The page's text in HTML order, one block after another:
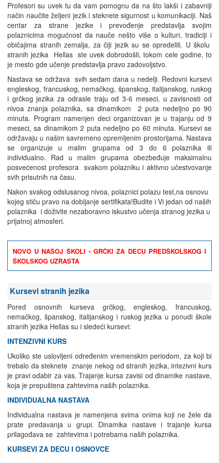
Profesori su uvek tu da vam pomognu da na što lakši i zabavniji
način naučite željeni jezik i steknete sigurnost u komunikaciji. Naš
centar za strane jezike i prevođenje predstavlja svojim
polaznicima mogućnost da nauče nešto više o kulturi, tradiciji i
običajima stranih zemalja, za čiji jezik su se opredelili. U školu
stranih jezika Hellas ste uvek dobrodošli, tokom cele godine, to
je mesto gde učenje predstavlja pravo zadovoljstvo.
Nastava se održava svih sedam dana u nedelji. Redovni kursevi
engleskog, francuskog, nemačkog, španskog, italijanskog, ruskog
i grčkog jezika za odrasle traju od 3-6 meseci, u zavisnosti od
nivoa znanja polaznika, sa dinamikom 2 puta nedeljno po 90
minuta. Program namenjen deci organizovan je u trajanju od 9
meseci, sa dinamikom 2 puta nedeljno po 60 minuta. Kursevi se
održavaju u našim savremeno opremljenim prostorijama. Nastava
se organizuje u malim grupama od 3 do 6 polaznika ili
individualno. Rad u malim grupama obezbeđuje maksimalnu
posvećenost profesora svakom polazniku i aktivno učestvovanje
svih prisutnih na času.
Nakon svakog odslusanog nivoa, polaznici polazu test,na osnovu
kojeg stiču pravo na dobijanje sertifikata!Budite i Vi jedan od naših
polaznika i doživite nezaboravno iskustvo učenja stranog jezika u
prijatnoj atmosferi.
NOVO U NAŠOJ ŠKOLI - GRČKI ZA DECU PREDŠKOLSKOG I
ŠKOLSKOG UZRASTA
Kursevi stranih jezika
Pored osnovnih kurseva grčkog, engleskog, francuskog,
nemačkog, španskog, italijanskog i ruskog jezika u ponudi škole
stranih jezika Hellas su i sledeći kursevi:
INTENZIVNI KURS
Ukoliko ste uslovljeni određenim vremenskim periodom, za koji bi
trebalo da steknete znanje nekog od stranih jezika, intezivni kurs
je pravi odabir za vas. Trajanje kursa zavisi od dinamike nastave,
koja je prepuštena zahtevima naših polaznika.
INDIVIDUALNA NASTAVA
Individualna nastava je namenjena svima onima koji ne žele da
prate predavanja u grupi. Dinamika nastave i trajanje kursa
prilagođava se zahtevima i potrebama naših polaznika.
KURSEVI ZA DECU I OSNOVCE